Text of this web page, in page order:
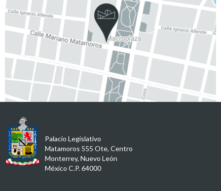
Palacio Legislativo
Matamoros 555 Ote, Centro
Monterrey, Nuevo León
México C.P. 64000